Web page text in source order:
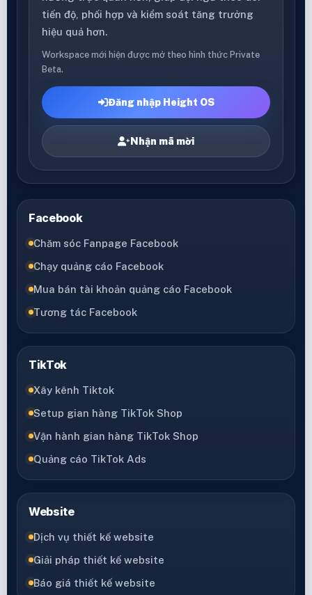
tiến độ, phối hợp và kiểm soát tăng trưởng
hiệu quả hơn.
Workspace mới hiện được mở theo hình thức Private
Beta.
Đăng nhập Height OS
Nhận mã mời
Facebook
Chăm sóc Fanpage Facebook
Chạy quảng cáo Facebook
Mua bán tài khoản quảng cáo Facebook
Tương tác Facebook
TikTok
Xây kênh Tiktok
Setup gian hàng TikTok Shop
Vận hành gian hàng TikTok Shop
Quảng cáo TikTok Ads
Website
Dịch vụ thiết kế website
Giải pháp thiết kế website
Báo giá thiết kế website